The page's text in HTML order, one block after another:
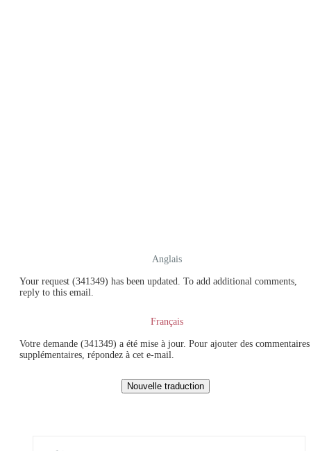
Anglais
Your request (341349) has been updated. To add additional comments,
reply to this email.
Français
Votre demande (341349) a été mise à jour. Pour ajouter des commentaires
supplémentaires, répondez à cet e-mail.